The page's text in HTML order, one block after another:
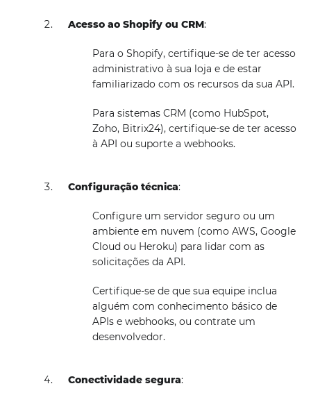
Acesso ao Shopify ou CRM:
Para o Shopify, certifique-se de ter acesso
administrativo à sua loja e de estar
familiarizado com os recursos da sua API.
Para sistemas CRM (como HubSpot,
Zoho, Bitrix24), certifique-se de ter acesso
à API ou suporte a webhooks.
Configuração técnica:
Configure um servidor seguro ou um
ambiente em nuvem (como AWS, Google
Cloud ou Heroku) para lidar com as
solicitações da API.
Certifique-se de que sua equipe inclua
alguém com conhecimento básico de
APIs e webhooks, ou contrate um
desenvolvedor.
Conectividade segura: